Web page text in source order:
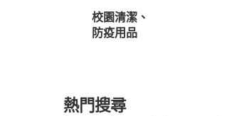
校園清潔、
防疫用品
熱門搜尋